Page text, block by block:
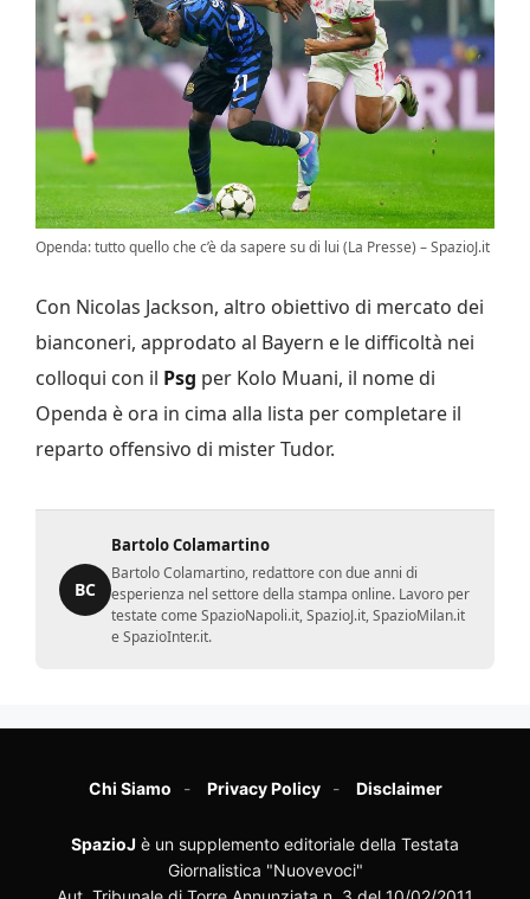
Openda: tutto quello che c’è da sapere su di lui (La Presse) – SpazioJ.it
Con Nicolas Jackson, altro obiettivo di mercato dei
bianconeri, approdato al Bayern e le difficoltà nei
colloqui con il Psg per Kolo Muani, il nome di
Openda è ora in cima alla lista per completare il
reparto offensivo di mister Tudor.
BC
Bartolo Colamartino
Bartolo Colamartino, redattore con due anni di
esperienza nel settore della stampa online. Lavoro per
testate come SpazioNapoli.it, SpazioJ.it, SpazioMilan.it
e SpazioInter.it.
Chi Siamo Privacy Policy Disclaimer
SpazioJ è un supplemento editoriale della Testata
Giornalistica "Nuovevoci"